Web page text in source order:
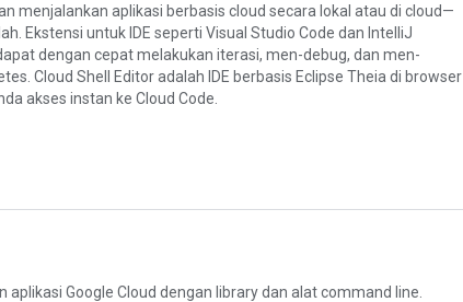
menjalankan aplikasi berbasis cloud secara lokal atau di cloud—
Ekstensi untuk IDE seperti Visual Studio Code dan IntelliJ
dengan cepat melakukan iterasi, men-debug, dan men-
Cloud Shell Editor adalah IDE berbasis Eclipse Theia di browser
akses instan ke Cloud Code.
aplikasi Google Cloud dengan library dan alat command line.